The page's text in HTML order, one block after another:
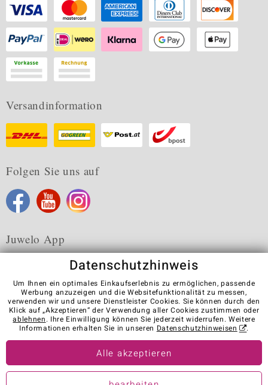
Versandinformation
Folgen Sie uns auf
Juwelo App
Karriere AGB Datenschutz Cookies
Impressum
Kontakt
Vertrag widerrufen
Visit our stores in other countries:
© Juwelo Deutschland GmbH (ein Tochterunternehmen der elumeo
Datenschutzhinweis
Um Ihnen ein optimales Einkaufserlebnis zu ermöglichen, passende
Werbung anzuzeigen und die Websitefunktionalität zu messen,
verwenden wir und unsere Dienstleister Cookies. Sie können durch den
Klick auf „Akzeptieren“ der Verwendung aller Cookies zustimmen oder
ablehnen. Ihre Einwilligung können Sie jederzeit widerrufen. Weitere
Informationen erhalten Sie in unseren Datenschutzhinweisen .
Alle akzeptieren